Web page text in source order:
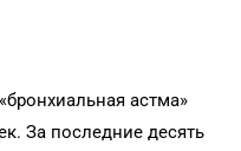
астма»
За последние десять